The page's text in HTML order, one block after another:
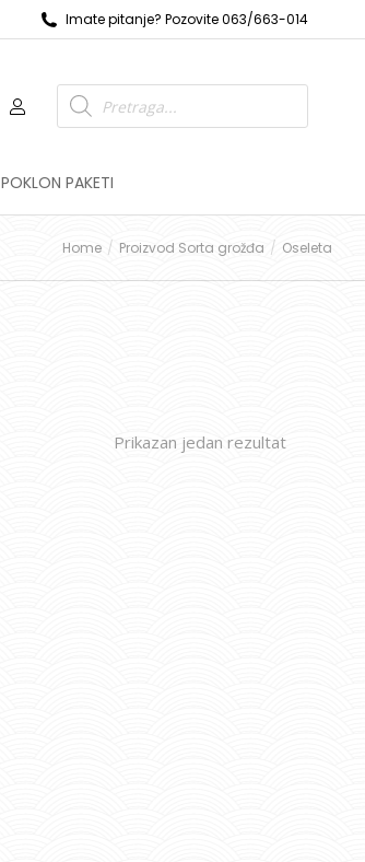
Imate pitanje? Pozovite 063/663-014
POKLON PAKETI
Home Proizvod Sorta grožđa Oseleta
Prikazan jedan rezultat